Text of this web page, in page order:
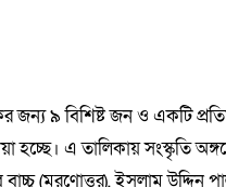
৯ বিশিষ্ট জন ও একটি
হচ্ছে। এ তালিকায় সংস্কৃতি
(মরণোত্তর), ইসলাম উদ্দিন